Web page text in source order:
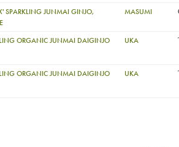
SPARKLING JUNMAI GINJO,
MASUMI
ORGANIC JUNMAI DAIGINJO UKA
ORGANIC JUNMAI DAIGINJO UKA